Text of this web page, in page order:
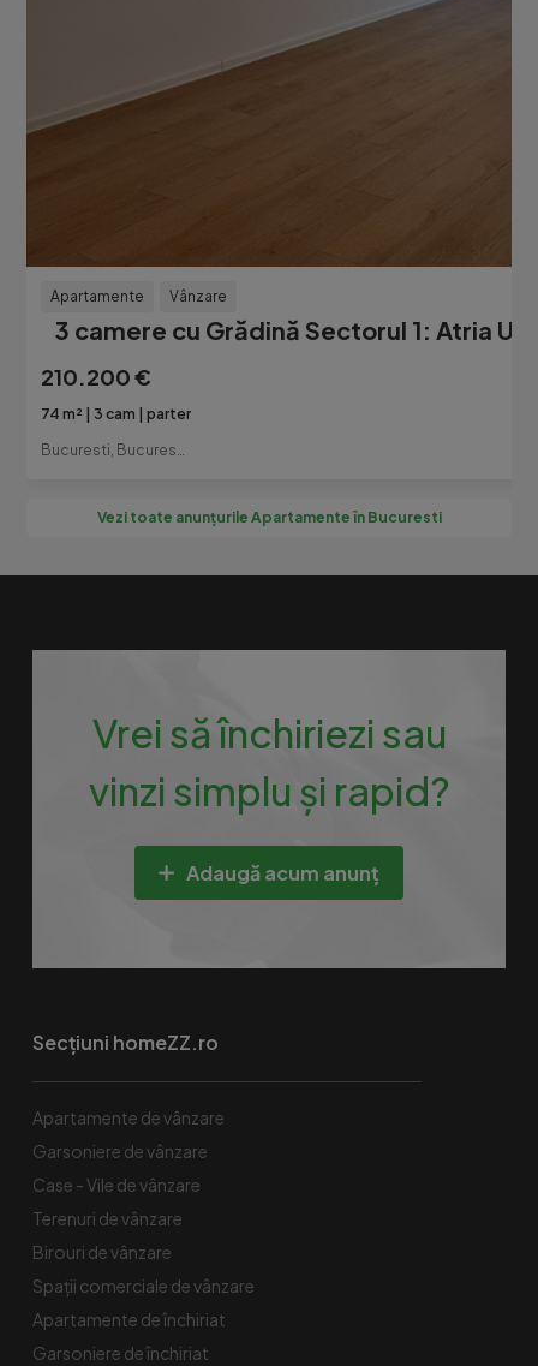
Apartamente Vânzare
3 camere cu Grădină Sectorul 1: Atria
210.200 €
74 m² 3 cam
parter
Bucuresti, Bucuresti-Ilfov
Vezi toate anunțurile Apartamente în Bucuresti
Vrei să închiriezi sau
vinzi simplu și rapid?
Adaugă acum anunț
Secțiuni homeZZ.ro
Apartamente de vânzare
Garsoniere de vânzare
Case - Vile de vânzare
Terenuri de vânzare
Birouri de vânzare
Spaţii comerciale de vânzare
Apartamente de închiriat
Garsoniere de închiriat